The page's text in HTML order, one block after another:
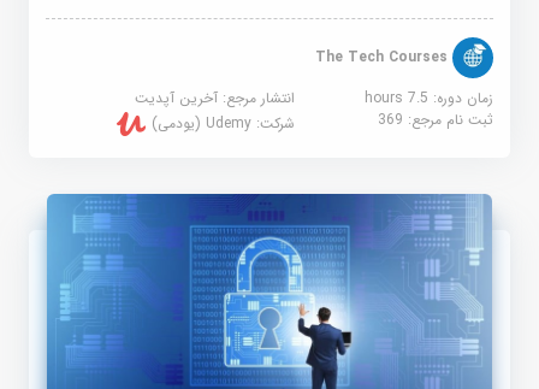
The Tech Courses
زمان دوره: 7.5 hours
انتشار مرجع:آخرین آپدیت
ثبت نام مرجع:369 شرکت:Udemy (یودمی)